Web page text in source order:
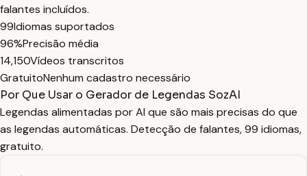
falantes incluídos.
99Idiomas suportados
96%Precisão média
14,150Vídeos transcritos
GratuitoNenhum cadastro necessário
Por Que Usar o Gerador de Legendas SozAI
Legendas alimentadas por AI que são mais precisas do que
as legendas automáticas. Detecção de falantes, 99 idiomas,
gratuito.